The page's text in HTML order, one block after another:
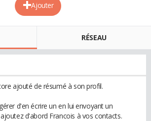
Ajouter
RÉSEAU
ajouté de résumé à son profil.
d'en écrire un en lui envoyant un
d'abord Francois à vos contacts.